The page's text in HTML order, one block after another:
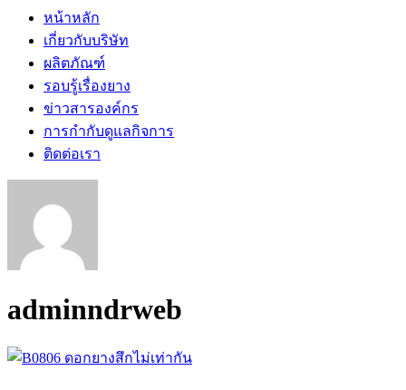
หน้าหลัก
เกี่ยวกับบริษัท
ผลิตภัณฑ์
รอบรู้เรื่องยาง
ข่าวสารองค์กร
การกำกับดูแลกิจการ
ติดต่อเรา
adminndrweb